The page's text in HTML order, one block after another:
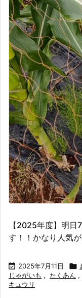
【2025年度】明
す！！かなり人気
 2025年7月11日 
じゃがいも , たくあん ,
キュウリ